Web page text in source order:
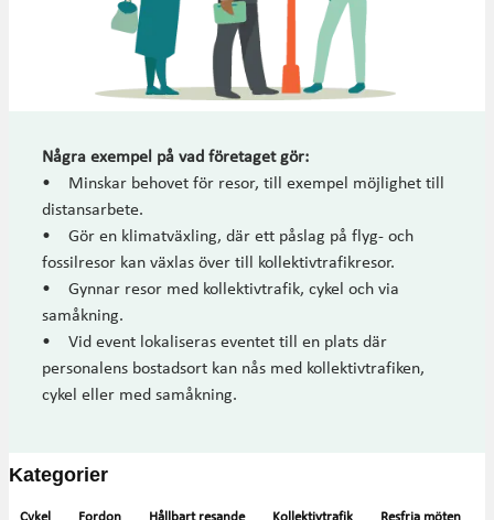
Några exempel på vad företaget gör:
• Minskar behovet för resor, till exempel möjlighet till
distansarbete.
• Gör en klimatväxling, där ett påslag på flyg- och
fossilresor kan växlas över till kollektivtrafikresor.
• Gynnar resor med kollektivtrafik, cykel och via
samåkning.
• Vid event lokaliseras eventet till en plats där
personalens bostadsort kan nås med kollektivtrafiken,
cykel eller med samåkning.
Kategorier
Cykel Fordon Hållbart resande Kollektivtrafik Resfria möten